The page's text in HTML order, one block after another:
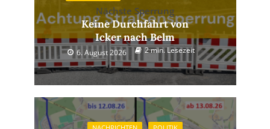
Nächste Sperrung
Keine Durchfahrt von
Icker nach Belm
6. August 2026 2 min. Lesezeit